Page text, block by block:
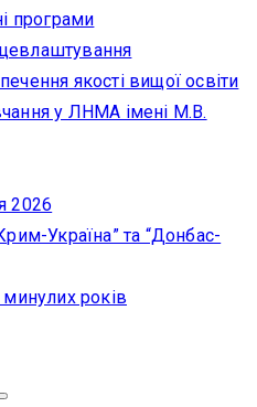
програми
якості вищої освіти
у ЛНМА імені М.В.
2026
Україна” та “Донбас-
минулих років